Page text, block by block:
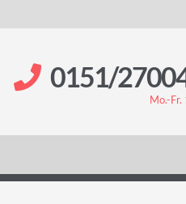
0151/
Mo.-